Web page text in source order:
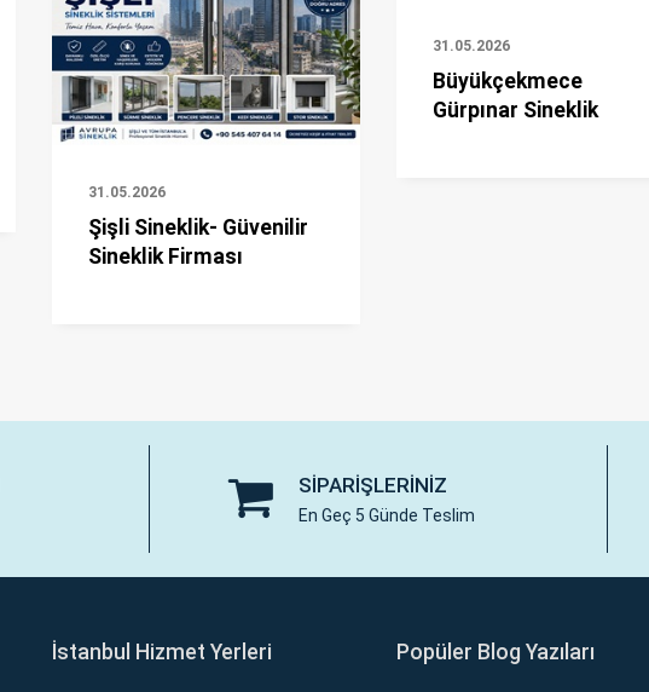
31.05.2026
Şişli Sineklik- Güvenilir
Sineklik Firması
31.05.2026
Büyükçekmece
Gürpınar Sineklik
SIPARIŞLERINIZ
En Geç 5 Günde Teslim
İstanbul Hizmet Yerleri Popüler Blog Yazıları